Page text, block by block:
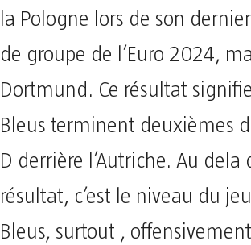
la Pologne lors de son
de groupe de l’Euro 2024,
Dortmund. Ce résultat
Bleus terminent deuxièmes
D derrière l’Autriche. Au dela
résultat, c’est le niveau du
Bleus, surtout ,